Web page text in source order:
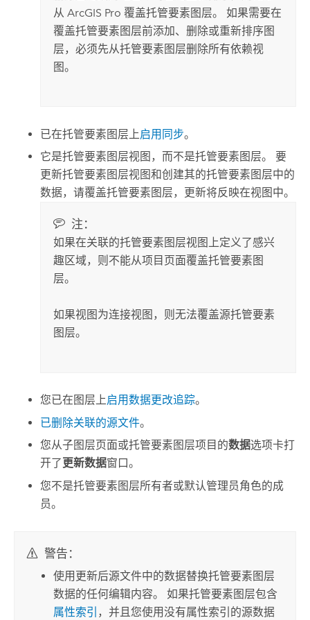
从 ArcGIS Pro 覆盖托管要素图层。 如果需要在
覆盖托管要素图层前添加、删除或重新排序图
层，必须先从托管要素图层删除所有依赖视
图。
已在托管要素图层上启用同步。
它是托管要素图层视图，而不是托管要素图层。 要
更新托管要素图层视图和创建其的托管要素图层中的
数据，请覆盖托管要素图层，更新将反映在视图中。
注：
如果在关联的托管要素图层视图上定义了感兴
趣区域，则不能从项目页面覆盖托管要素图
层。
如果视图为连接视图，则无法覆盖源托管要素
图层。
您已在图层上启用数据更改追踪。
已删除关联的源文件。
您从子图层页面或托管要素图层项目的数据选项卡打
开了 更新数据窗口。
您不是托管要素图层所有者或默认管理员角色的成
员。
警告：
使用更新后源文件中的数据替换托管要素图层
数据的任何编辑内容。 如果托管要素图层包含
属性索引 ，并且您使用没有属性索引的源数据